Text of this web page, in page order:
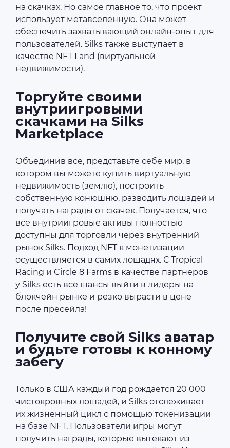
на скачках. Но самое главное то, что проект
использует метавселенную. Она может
обеспечить захватывающий онлайн-опыт для
пользователей. Silks также выступает в
качестве NFT Land (виртуальной
недвижимости).
Торгуйте своими
внутриигровыми
скачками на Silks
Marketplace
Объединив все, представьте себе мир, в
котором вы можете купить виртуальную
недвижимость (землю), построить
собственную конюшню, разводить лошадей и
получать награды от скачек. Получается, что
все внутриигровые активы полностью
доступны для торговли через внутренний
рынок Silks. Подход NFT к монетизации
осуществляется в самих лошадях. С Tropical
Racing и Circle 8 Farms в качестве партнеров
у Silks есть все шансы выйти в лидеры на
блокчейн рынке и резко вырасти в цене
после пресейла!
Получите свой Silks аватар
и будьте готовы к конному
забегу
Только в США каждый год рождается 20 000
чистокровных лошадей, и Silks отслеживает
их жизненный цикл с помощью токенизации
на базе NFT. Пользователи игры могут
получить награды, которые вытекают из